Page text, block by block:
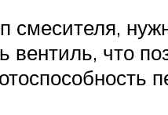
вентиль, что